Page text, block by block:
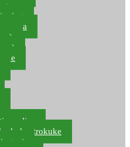
soma
varalica
trokuke